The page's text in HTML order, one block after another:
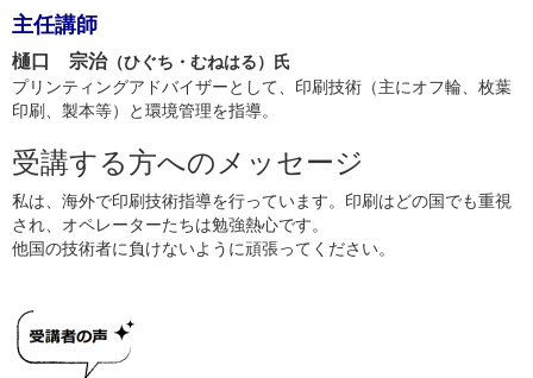
主任講師
樋口 宗治（ひぐち・むねはる）氏
プリンティングアドバイザーとして、印刷技術（主にオフ輪、枚葉
印刷、製本等）と環境管理を指導。
受講する方へのメッセージ
私は、海外で印刷技術指導を行っています。印刷はどの国でも重視
され、オペレーターたちは勉強熱心です。
他国の技術者に負けないように頑張ってください。